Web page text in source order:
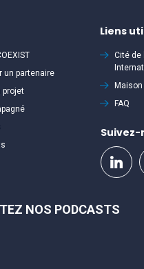
un partenaire
projet
Liens
Cité de
Maison
FAQ
Suivez-
NOS PODCASTS